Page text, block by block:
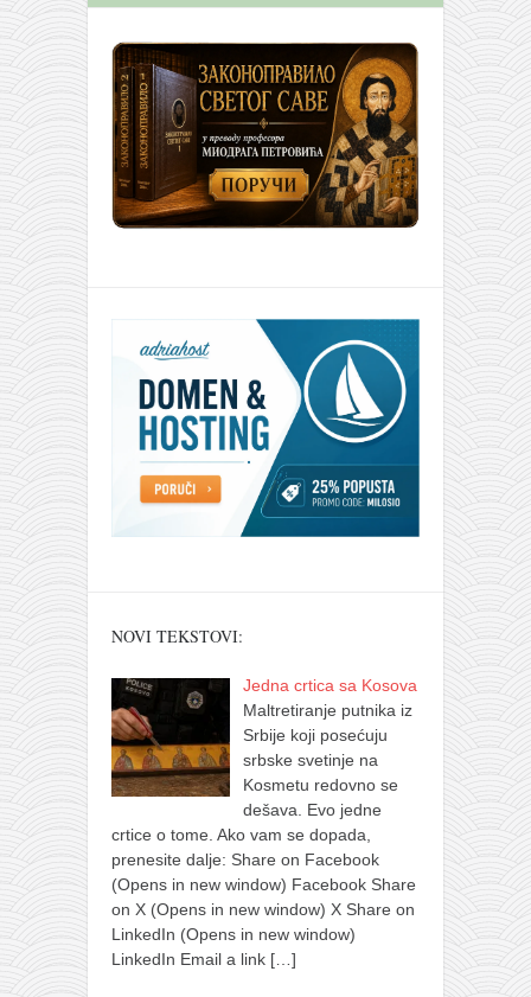
NOVI TEKSTOVI:
Jedna crtica sa Kosova
Maltretiranje putnika iz
Srbije koji posećuju
srbske svetinje na
Kosmetu redovno se
dešava. Evo jedne
crtice o tome. Ako vam se dopada,
prenesite dalje: Share on Facebook
(Opens in new window) Facebook Share
on X (Opens in new window) X Share on
LinkedIn (Opens in new window)
LinkedIn Email a link […]